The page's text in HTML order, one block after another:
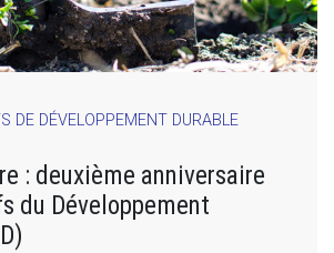
DE DÉVELOPPEMENT DURABLE
: deuxième anniversaire
du Développement